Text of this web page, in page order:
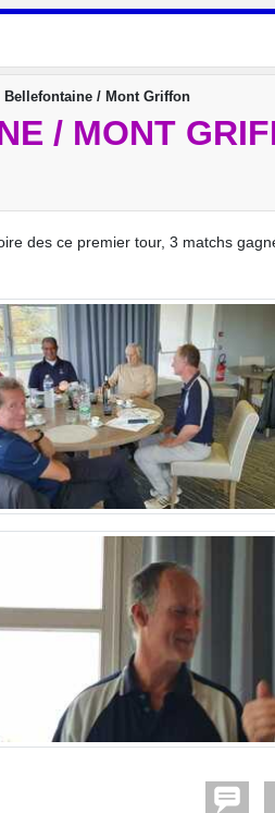
Bellefontaine / Mont Griffon
/ MONT
des ce premier tour, 3 matchs